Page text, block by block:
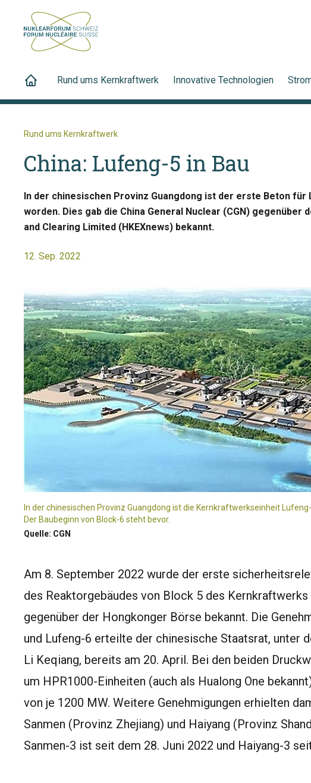
Rund ums Kernkraftwerk Innovative Technologien
Rund ums Kernkraftwerk
China: Lufeng-5 in Bau
In der chinesischen Provinz Guangdong ist der erste Beton
worden. Dies gab die China General Nuclear (CGN) gegenüber
and Clearing Limited (HKEXnews) bekannt.
12. Sep. 2022
In der chinesischen Provinz Guangdong ist die Kernkraftwerkseinheit
Der Baubeginn von Block-6 steht bevor.
Quelle: CGN
Am 8. September 2022 wurde der erste
des Reaktorgebäudes von Block 5 des Kernkraftwerks
gegenüber der Hongkonger Börse bekannt. Die
und Lufeng-6 erteilte der chinesische Staatsrat, unter
Li Keqiang, bereits am 20. April. Bei den beiden
um HPR1000-Einheiten (auch als Hualong One
von je 1200 MW. Weitere Genehmigungen erhielten
Sanmen (Provinz Zhejiang) und Haiyang (Provinz
Sanmen-3 ist seit dem 28. Juni 2022 und Haiyang-3